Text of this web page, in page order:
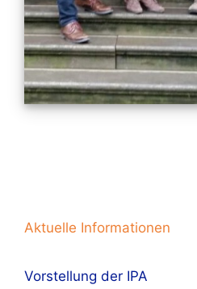
Aktuelle Informationen
Vorstellung der IPA